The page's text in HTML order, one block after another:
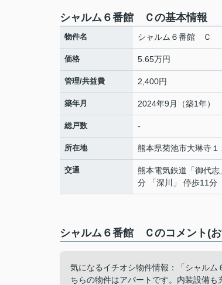
シャルム６番館 Ｃの基本情報
物件名 シャルム６番館 Ｃ
価格 5.65万円
管理/共益費 2,400円
築年月 2024年9月（築1年）
総戸数 -
所在地 熊本県菊池市大琳寺
交通 熊本電気鉄道 「御代志
分 「深川」 停歩11分
シャルム６番館 Ｃのコメント(
気になるイチオシ物件情報：「シャル
ちらの物件はアパートです。内装設備